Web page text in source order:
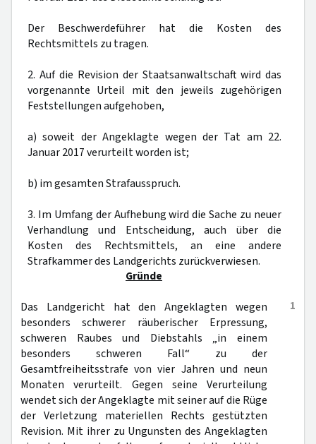
Der Beschwerdeführer hat die Kosten des
Rechtsmittels zu tragen.
2. Auf die Revision der Staatsanwaltschaft wird das
vorgenannte Urteil mit den jeweils zugehörigen
Feststellungen aufgehoben,
a) soweit der Angeklagte wegen der Tat am 22.
Januar 2017 verurteilt worden ist;
b) im gesamten Strafausspruch.
3. Im Umfang der Aufhebung wird die Sache zu neuer
Verhandlung und Entscheidung, auch über die
Kosten des Rechtsmittels, an eine andere
Strafkammer des Landgerichts zurückverwiesen.
Gründe
1
Das Landgericht hat den Angeklagten wegen
besonders schwerer räuberischer Erpressung,
schweren Raubes und Diebstahls „in einem
besonders schweren Fall“ zu der
Gesamtfreiheitsstrafe von vier Jahren und neun
Monaten verurteilt. Gegen seine Verurteilung
wendet sich der Angeklagte mit seiner auf die Rüge
der Verletzung materiellen Rechts gestützten
Revision. Mit ihrer zu Ungunsten des Angeklagten